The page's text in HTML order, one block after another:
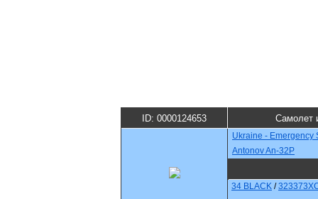
ID: 0000124653 Самолет
Ukraine - Emergency
Antonov An-32P
34 BLACK /